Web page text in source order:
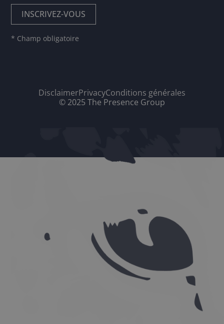
* Champ obligatoire
DisclaimerPrivacyConditions générales
© 2025 The Presence Group